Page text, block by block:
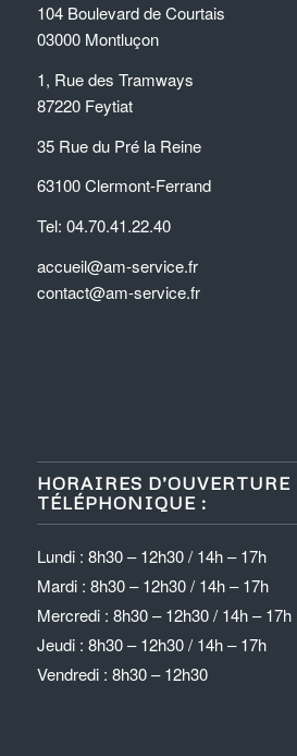
104 Boulevard de Courtais
03000 Montluçon
1, Rue des Tramways
87220 Feytiat
35 Rue du Pré la Reine
63100 Clermont-Ferrand
Tel: 04.70.41.22.40
accueil@am-service.fr
contact@am-service.fr
HORAIRES D’OUVERTURE
TÉLÉPHONIQUE :
Lundi : 8h30 – 12h30 / 14h – 17h
Mardi : 8h30 – 12h30 / 14h – 17h
Mercredi : 8h30 – 12h30 / 14h – 17h
Jeudi : 8h30 – 12h30 / 14h – 17h
Vendredi : 8h30 – 12h30